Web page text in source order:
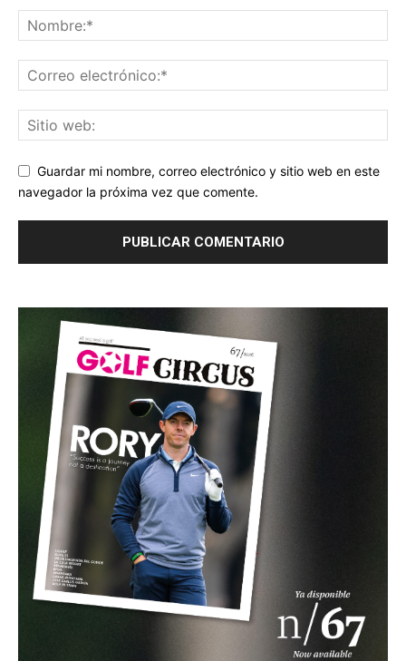
Guardar mi nombre, correo electrónico y sitio web en este
navegador la próxima vez que comente.